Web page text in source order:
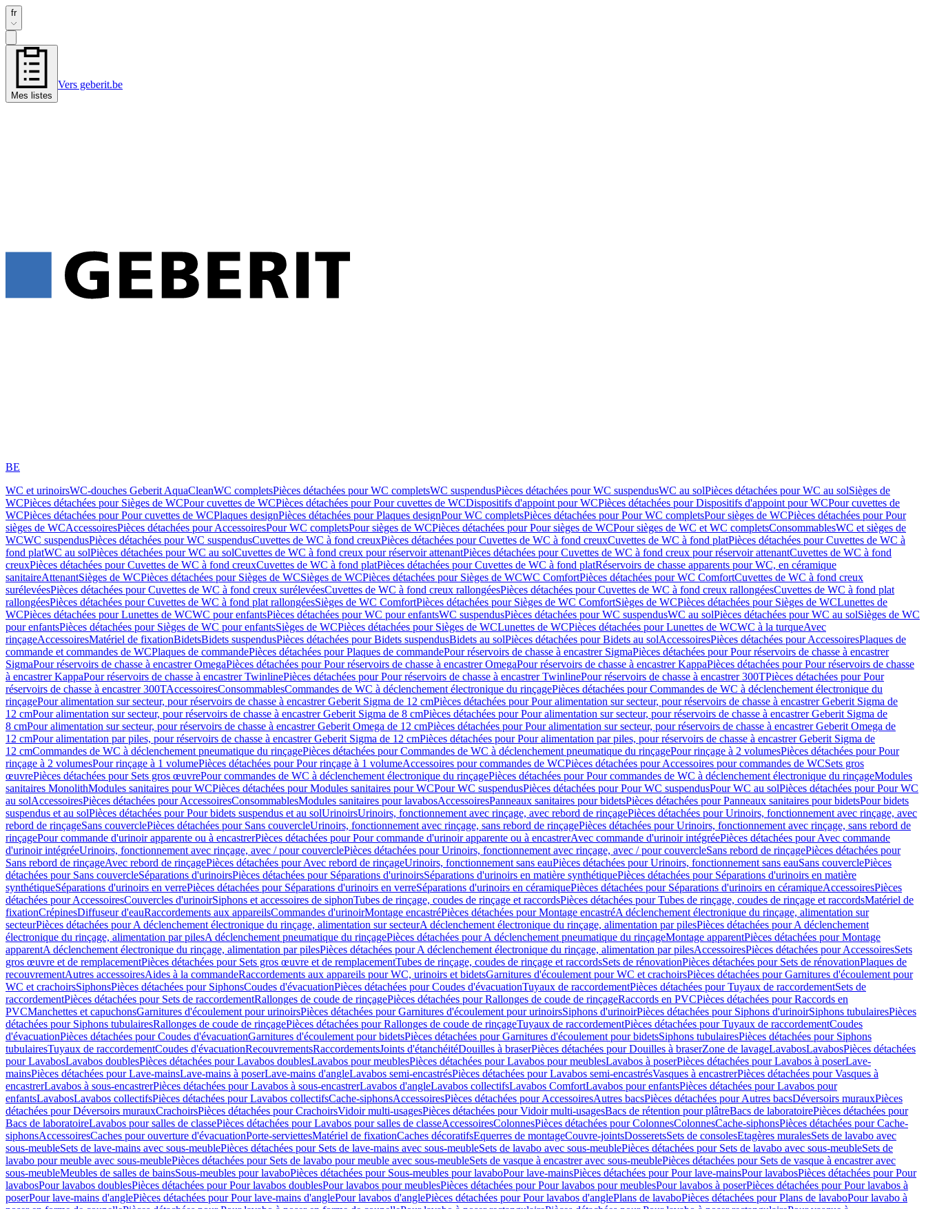
fr
Mes listes
Vers geberit.be
BE
WC et urinoirsWC-douches Geberit AquaCleanWC completsPièces détachées pour WC completsWC suspendusPièces détachées pour WC suspendusWC au solPièces détachées pour WC au solSièges de
WCPièces détachées pour Sièges de WCPour cuvettes de WCPièces détachées pour Pour cuvettes de WCDispositifs d'appoint pour WCPièces détachées pour Dispositifs d'appoint pour WCPour cuvettes de
WCPièces détachées pour Pour cuvettes de WCPlaques designPièces détachées pour Plaques designPour WC completsPièces détachées pour Pour WC completsPour sièges de WCPièces détachées pour Pour
sièges de WCAccessoiresPièces détachées pour AccessoiresPour WC completsPour sièges de WCPièces détachées pour Pour sièges de WCPour sièges de WC et WC completsConsommablesWC et sièges de
WCWC suspendusPièces détachées pour WC suspendusCuvettes de WC à fond creuxPièces détachées pour Cuvettes de WC à fond creuxCuvettes de WC à fond platPièces détachées pour Cuvettes de WC à
fond platWC au solPièces détachées pour WC au solCuvettes de WC à fond creux pour réservoir attenantPièces détachées pour Cuvettes de WC à fond creux pour réservoir attenantCuvettes de WC à fond
creuxPièces détachées pour Cuvettes de WC à fond creuxCuvettes de WC à fond platPièces détachées pour Cuvettes de WC à fond platRéservoirs de chasse apparents pour WC, en céramique
sanitaireAttenantSièges de WCPièces détachées pour Sièges de WCSièges de WCPièces détachées pour Sièges de WCWC ComfortPièces détachées pour WC ComfortCuvettes de WC à fond creux
surélevéesPièces détachées pour Cuvettes de WC à fond creux surélevéesCuvettes de WC à fond creux rallongéesPièces détachées pour Cuvettes de WC à fond creux rallongéesCuvettes de WC à fond plat
rallongéesPièces détachées pour Cuvettes de WC à fond plat rallongéesSièges de WC ComfortPièces détachées pour Sièges de WC ComfortSièges de WCPièces détachées pour Sièges de WCLunettes de
WCPièces détachées pour Lunettes de WCWC pour enfantsPièces détachées pour WC pour enfantsWC suspendusPièces détachées pour WC suspendusWC au solPièces détachées pour WC au solSièges de WC
pour enfantsPièces détachées pour Sièges de WC pour enfantsSièges de WCPièces détachées pour Sièges de WCLunettes de WCPièces détachées pour Lunettes de WCWC à la turqueAvec
rinçageAccessoiresMatériel de fixationBidetsBidets suspendusPièces détachées pour Bidets suspendusBidets au solPièces détachées pour Bidets au solAccessoiresPièces détachées pour AccessoiresPlaques de
commande et commandes de WCPlaques de commandePièces détachées pour Plaques de commandePour réservoirs de chasse à encastrer SigmaPièces détachées pour Pour réservoirs de chasse à encastrer
SigmaPour réservoirs de chasse à encastrer OmegaPièces détachées pour Pour réservoirs de chasse à encastrer OmegaPour réservoirs de chasse à encastrer KappaPièces détachées pour Pour réservoirs de chasse
à encastrer KappaPour réservoirs de chasse à encastrer TwinlinePièces détachées pour Pour réservoirs de chasse à encastrer TwinlinePour réservoirs de chasse à encastrer 300TPièces détachées pour Pour
réservoirs de chasse à encastrer 300TAccessoiresConsommablesCommandes de WC à déclenchement électronique du rinçagePièces détachées pour Commandes de WC à déclenchement électronique du
rinçagePour alimentation sur secteur, pour réservoirs de chasse à encastrer Geberit Sigma de 12 cmPièces détachées pour Pour alimentation sur secteur, pour réservoirs de chasse à encastrer Geberit Sigma de
12 cmPour alimentation sur secteur, pour réservoirs de chasse à encastrer Geberit Sigma de 8 cmPièces détachées pour Pour alimentation sur secteur, pour réservoirs de chasse à encastrer Geberit Sigma de
8 cmPour alimentation sur secteur, pour réservoirs de chasse à encastrer Geberit Omega de 12 cmPièces détachées pour Pour alimentation sur secteur, pour réservoirs de chasse à encastrer Geberit Omega de
12 cmPour alimentation par piles, pour réservoirs de chasse à encastrer Geberit Sigma de 12 cmPièces détachées pour Pour alimentation par piles, pour réservoirs de chasse à encastrer Geberit Sigma de
12 cmCommandes de WC à déclenchement pneumatique du rinçagePièces détachées pour Commandes de WC à déclenchement pneumatique du rinçagePour rinçage à 2 volumesPièces détachées pour Pour
rinçage à 2 volumesPour rinçage à 1 volumePièces détachées pour Pour rinçage à 1 volumeAccessoires pour commandes de WCPièces détachées pour Accessoires pour commandes de WCSets gros
œuvrePièces détachées pour Sets gros œuvrePour commandes de WC à déclenchement électronique du rinçagePièces détachées pour Pour commandes de WC à déclenchement électronique du rinçageModules
sanitaires MonolithModules sanitaires pour WCPièces détachées pour Modules sanitaires pour WCPour WC suspendusPièces détachées pour Pour WC suspendusPour WC au solPièces détachées pour Pour WC
au solAccessoiresPièces détachées pour AccessoiresConsommablesModules sanitaires pour lavabosAccessoiresPanneaux sanitaires pour bidetsPièces détachées pour Panneaux sanitaires pour bidetsPour bidets
suspendus et au solPièces détachées pour Pour bidets suspendus et au solUrinoirsUrinoirs, fonctionnement avec rinçage, avec rebord de rinçagePièces détachées pour Urinoirs, fonctionnement avec rinçage, avec
rebord de rinçageSans couverclePièces détachées pour Sans couvercleUrinoirs, fonctionnement avec rinçage, sans rebord de rinçagePièces détachées pour Urinoirs, fonctionnement avec rinçage, sans rebord de
rinçagePour commande d'urinoir apparente ou à encastrerPièces détachées pour Pour commande d'urinoir apparente ou à encastrerAvec commande d'urinoir intégréePièces détachées pour Avec commande
d'urinoir intégréeUrinoirs, fonctionnement avec rinçage, avec / pour couverclePièces détachées pour Urinoirs, fonctionnement avec rinçage, avec / pour couvercleSans rebord de rinçagePièces détachées pour
Sans rebord de rinçageAvec rebord de rinçagePièces détachées pour Avec rebord de rinçageUrinoirs, fonctionnement sans eauPièces détachées pour Urinoirs, fonctionnement sans eauSans couverclePièces
détachées pour Sans couvercleSéparations d'urinoirsPièces détachées pour Séparations d'urinoirsSéparations d'urinoirs en matière synthétiquePièces détachées pour Séparations d'urinoirs en matière
synthétiqueSéparations d'urinoirs en verrePièces détachées pour Séparations d'urinoirs en verreSéparations d'urinoirs en céramiquePièces détachées pour Séparations d'urinoirs en céramiqueAccessoiresPièces
détachées pour AccessoiresCouvercles d'urinoirSiphons et accessoires de siphonTubes de rinçage, coudes de rinçage et raccordsPièces détachées pour Tubes de rinçage, coudes de rinçage et raccordsMatériel de
fixationCrépinesDiffuseur d'eauRaccordements aux appareilsCommandes d'urinoirMontage encastréPièces détachées pour Montage encastréA déclenchement électronique du rinçage, alimentation sur
secteurPièces détachées pour A déclenchement électronique du rinçage, alimentation sur secteurA déclenchement électronique du rinçage, alimentation par pilesPièces détachées pour A déclenchement
électronique du rinçage, alimentation par pilesA déclenchement pneumatique du rinçagePièces détachées pour A déclenchement pneumatique du rinçageMontage apparentPièces détachées pour Montage
apparentA déclenchement électronique du rinçage, alimentation par pilesPièces détachées pour A déclenchement électronique du rinçage, alimentation par pilesAccessoiresPièces détachées pour AccessoiresSets
gros œuvre et de remplacementPièces détachées pour Sets gros œuvre et de remplacementTubes de rinçage, coudes de rinçage et raccordsSets de rénovationPièces détachées pour Sets de rénovationPlaques de
recouvrementAutres accessoiresAides à la commandeRaccordements aux appareils pour WC, urinoirs et bidetsGarnitures d'écoulement pour WC et crachoirsPièces détachées pour Garnitures d'écoulement pour
WC et crachoirsSiphonsPièces détachées pour SiphonsCoudes d'évacuationPièces détachées pour Coudes d'évacuationTuyaux de raccordementPièces détachées pour Tuyaux de raccordementSets de
raccordementPièces détachées pour Sets de raccordementRallonges de coude de rinçagePièces détachées pour Rallonges de coude de rinçageRaccords en PVCPièces détachées pour Raccords en
PVCManchettes et capuchonsGarnitures d'écoulement pour urinoirsPièces détachées pour Garnitures d'écoulement pour urinoirsSiphons d'urinoirPièces détachées pour Siphons d'urinoirSiphons tubulairesPièces
détachées pour Siphons tubulairesRallonges de coude de rinçagePièces détachées pour Rallonges de coude de rinçageTuyaux de raccordementPièces détachées pour Tuyaux de raccordementCoudes
d'évacuationPièces détachées pour Coudes d'évacuationGarnitures d'écoulement pour bidetsPièces détachées pour Garnitures d'écoulement pour bidetsSiphons tubulairesPièces détachées pour Siphons
tubulairesTuyaux de raccordementCoudes d'évacuationRecouvrementsRaccordementsJoints d'étanchéitéDouilles à braserPièces détachées pour Douilles à braserZone de lavageLavabosLavabosPièces détachées
pour LavabosLavabos doublesPièces détachées pour Lavabos doublesLavabos pour meublesPièces détachées pour Lavabos pour meublesLavabos à poserPièces détachées pour Lavabos à poserLave-
mainsPièces détachées pour Lave-mainsLave-mains à poserLave-mains d'angleLavabos semi-encastrésPièces détachées pour Lavabos semi-encastrésVasques à encastrerPièces détachées pour Vasques à
encastrerLavabos à sous-encastrerPièces détachées pour Lavabos à sous-encastrerLavabos d'angleLavabos collectifsLavabos ComfortLavabos pour enfantsPièces détachées pour Lavabos pour
enfantsLavabosLavabos collectifsPièces détachées pour Lavabos collectifsCache-siphonsAccessoiresPièces détachées pour AccessoiresAutres bacsPièces détachées pour Autres bacsDéversoirs murauxPièces
détachées pour Déversoirs murauxCrachoirsPièces détachées pour CrachoirsVidoir multi-usagesPièces détachées pour Vidoir multi-usagesBacs de rétention pour plâtreBacs de laboratoirePièces détachées pour
Bacs de laboratoireLavabos pour salles de classePièces détachées pour Lavabos pour salles de classeAccessoiresColonnesPièces détachées pour ColonnesColonnesCache-siphonsPièces détachées pour Cache-
siphonsAccessoiresCaches pour ouverture d'évacuationPorte-serviettesMatériel de fixationCaches décoratifsEquerres de montageCouvre-jointsDosseretsSets de consolesEtagères muralesSets de lavabo avec
sous-meubleSets de lave-mains avec sous-meublePièces détachées pour Sets de lave-mains avec sous-meubleSets de lavabo avec sous-meublePièces détachées pour Sets de lavabo avec sous-meubleSets de
lavabo pour meuble avec sous-meublePièces détachées pour Sets de lavabo pour meuble avec sous-meubleSets de vasque à encastrer avec sous-meublePièces détachées pour Sets de vasque à encastrer avec
sous-meubleMeubles de salles de bainsSous-meubles pour lavaboPièces détachées pour Sous-meubles pour lavaboPour lave-mainsPièces détachées pour Pour lave-mainsPour lavabosPièces détachées pour Pour
lavabosPour lavabos doublesPièces détachées pour Pour lavabos doublesPour lavabos pour meublesPièces détachées pour Pour lavabos pour meublesPour lavabos à poserPièces détachées pour Pour lavabos à
poserPour lave-mains d'anglePièces détachées pour Pour lave-mains d'anglePour lavabos d'anglePièces détachées pour Pour lavabos d'anglePlans de lavaboPièces détachées pour Plans de lavaboPour lavabo à